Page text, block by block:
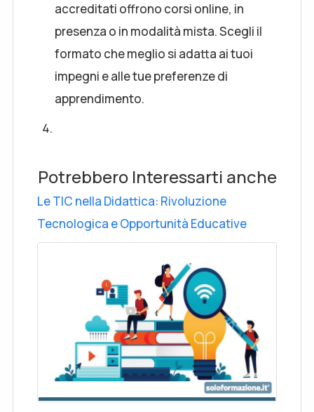
accreditati offrono corsi online, in
presenza o in modalità mista. Scegli il
formato che meglio si adatta ai tuoi
impegni e alle tue preferenze di
apprendimento.
Potrebbero Interessarti anche
Le TIC nella Didattica: Rivoluzione
Tecnologica e Opportunità Educative